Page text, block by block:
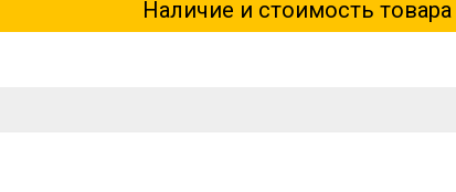
Наличие и стоимость товара